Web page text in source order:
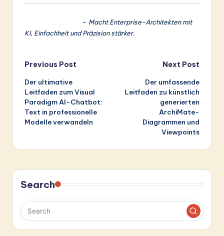
– Macht Enterprise-Architekten mit
KI, Einfachheit und Präzision stärker.
Post
navigation
Previous Post
Der ultimative
Leitfaden zum Visual
Paradigm AI-Chatbot:
Text in professionelle
Modelle verwandeln
Next Post
Der umfassende
Leitfaden zu künstlich
generierten
ArchiMate-
Diagrammen und
Viewpoints
Search